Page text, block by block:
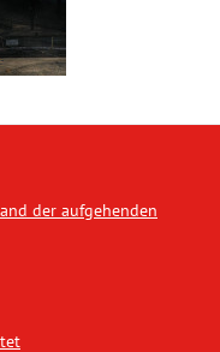
der aufgehenden